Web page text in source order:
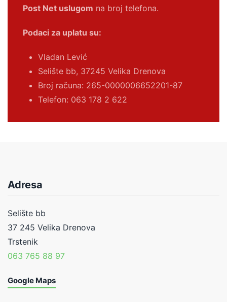
Post Net uslugom na broj telefona.
Podaci za uplatu su:
Vladan Lević
Selište bb, 37245 Velika Drenova
Broj računa: 265-0000006652201-87
Telefon: 063 178 2 622
Adresa
Selište bb
37 245 Velika Drenova
Trstenik
063 765 88 97
Google Maps